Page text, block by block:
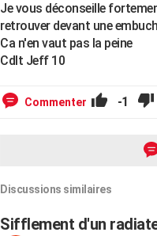
Je vous déconseille
retrouver devant une
Ca n'en vaut pas la peine
Cdlt Jeff 10
Commenter -1
Discussions similaires
Sifflement d'un